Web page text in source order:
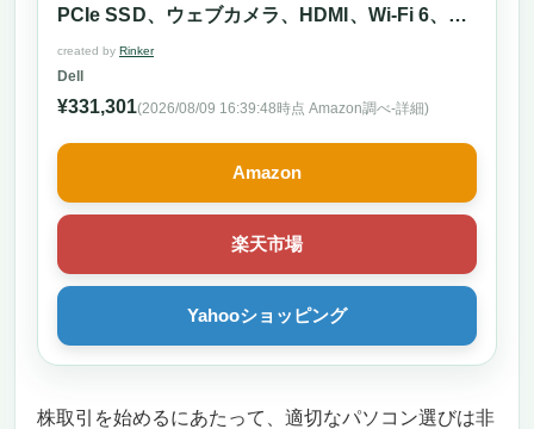
PCIe SSD、ウェブカメラ、HDMI、Wi-Fi 6、
Windows 11 Home、ブラック。
created by Rinker
Dell
¥331,301(2026/08/09 16:39:48時点 Amazon調べ-詳細)
Amazon
楽天市場
Yahooショッピング
株取引を始めるにあたって、適切なパソコン選びは非